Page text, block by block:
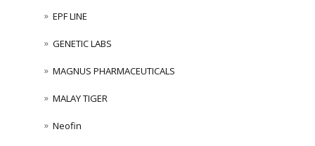
EPF LINE
GENETIC LABS
MAGNUS PHARMACEUTICALS
MALAY TIGER
Neofin